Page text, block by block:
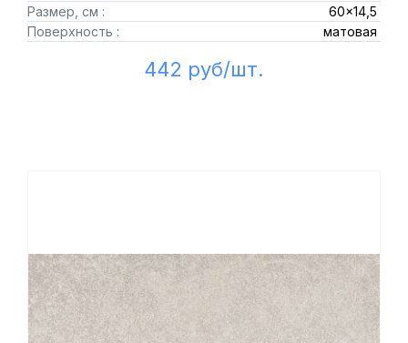
Размер, см :
60x14,5
Поверхность :
матовая
442 руб/шт.